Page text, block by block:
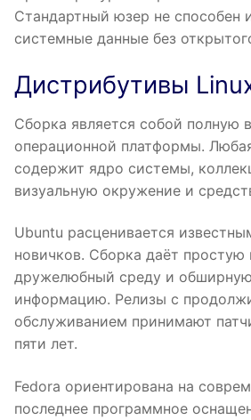
Стандартный юзер не способен
системные данные без
Дистрибутивы
Сборка является собой полную
операционной платформы.
содержит ядро системы,
визуальную окружение и
Ubuntu расценивается
новичков. Сборка даёт простую
дружелюбный среду и
информацию. Релизы с
обслуживанием принимают
пяти лет.
Fedora ориентирована на
последнее программное